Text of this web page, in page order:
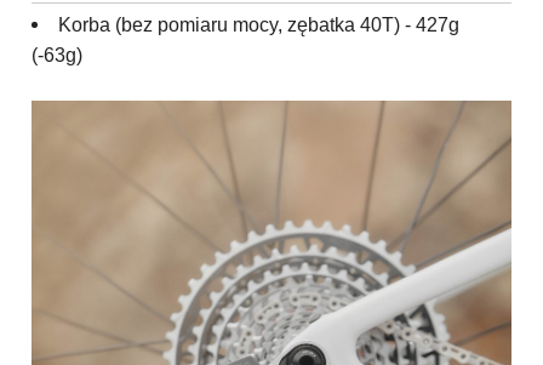
Korba (bez pomiaru mocy, zębatka 40T) - 427g
(-63g)